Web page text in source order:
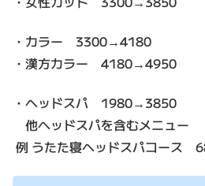
・カラー 3300→4180
・漢方カラー 4180→4950
・ヘッドスパ 1980→3850
他ヘッドスパを含むメニュー
例 うたた寝ヘッドスパコース